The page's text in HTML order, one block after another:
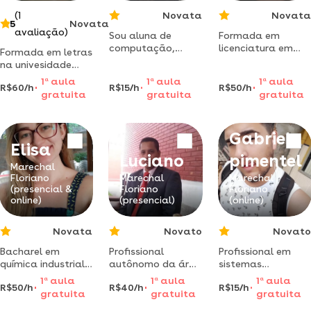
5
(1
avaliação)
Novata
Formada em letras
na univesidade
católica de
pelotas rs, tenho
25 anos de
escolas
particulares e
centros de
idiomas. tenho
diploma nível
avançado na
escola coined em
córdoba
argentina.
R$60/h
1 aaula
gratuita
Novata
Sou aluna de
computação,
aprendido sozinha
e tenho métodos
aprendizagem.
R$15/h
1 a aula
gratuita
Novata
Formada em
licenciatura em
do espírito santo -
R$50/h
1 aaula
gratuita
Elisa
Marechal
Floriano
(presencial &
online)
Novata
Bacharel em
química industrial
no ifes e está
disposta a te
ajudar com aulas
R$50/h
1 aaula
gratuita
Luciano
Marechal
Floriano
(presencial)
Novato
Profissional
autônomo da área
de ti e autocad 2d
intermediário/
R$40/h
1 a aula
gratuita
Gabriel
pimentel
Marechal
Floriano
(online)
Novato
Profissional em
sistemas
operacionais
android e iphone
ensino a usar
R$15/h
1 aaula
gratuita